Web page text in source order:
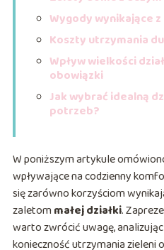
Wygody wynikające
Koszty utrzymania
Wpływ wielkości
obowiązki
Jak wybrać idealną
potrzeb?
W poniższym artykule
wpływające na codzienny
się zarówno korzyściom
zaletommałej działki.
warto zwrócić uwagę,
konieczność utrzymania zieleni